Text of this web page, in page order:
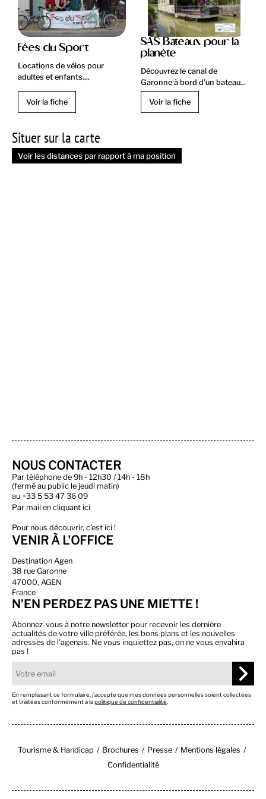
Fées du Sport
Locations de vélos pour
adultes et enfants....
Voir la fiche
SAS Bateaux pour la
planète
Découvrez le canal de
Garonne à bord d’un bateau...
Voir la fiche
Situer sur la carte
Voir les distances par rapport à ma position
NOUS CONTACTER
Par téléphone de 9h - 12h30 / 14h - 18h
(fermé au public le jeudi matin)
au +33 5 53 47 36 09
Par mail en cliquant ici
Pour nous découvrir, c'est ici !
VENIR À L'OFFICE
Destination Agen
38 rue Garonne
47000, AGEN
France
N’EN PERDEZ PAS UNE MIETTE !
Abonnez-vous à notre newsletter pour recevoir les dernière
actualités de votre ville préférée, les bons plans et les nouvelles
adresses de l’agenais. Ne vous inquiettez pas, on ne vous envahira
pas !
En remplissant ce formulaire, j’accepte que mes données personnelles soient collectées
et traitées conformément à lapolitique de confidentialité
Tourisme & Handicap Brochures Presse
Mentions légales
Confidentialité